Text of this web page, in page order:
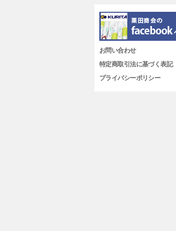
お問い合わせ
特定商取引法に基づく表記
プライバシーポリシー